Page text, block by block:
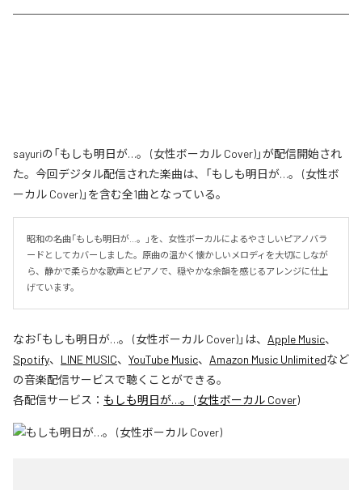
sayuriの「もしも明日が…。 (女性ボーカル Cover)」が配信開始され
た。今回デジタル配信された楽曲は、「もしも明日が…。 (女性ボ
ーカル Cover)」を含む全1曲となっている。
昭和の名曲「もしも明日が…。」を、女性ボーカルによるやさしいピアノバラ
ードとしてカバーしました。原曲の温かく懐かしいメロディを大切にしなが
ら、静かで柔らかな歌声とピアノで、穏やかな余韻を感じるアレンジに仕上
げています。
なお「もしも明日が…。 (女性ボーカル Cover)」は、 Apple Music、
Spotify、 LINE MUSIC、 YouTube Music、 Amazon Music Unlimitedなど
の音楽配信サービスで聴くことができる。
各配信サービス： もしも明日が…。 (女性ボーカル Cover)